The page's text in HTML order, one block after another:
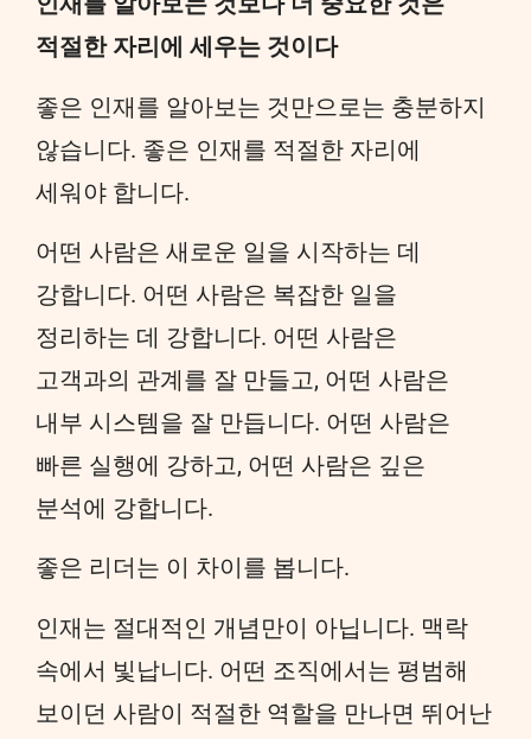
적절한 자리에 세우는 것이다
좋은 인재를 알아보는 것만으로는 충분하지
않습니다. 좋은 인재를 적절한 자리에
세워야 합니다.
어떤 사람은 새로운 일을 시작하는 데
강합니다. 어떤 사람은 복잡한 일을
정리하는 데 강합니다. 어떤 사람은
고객과의 관계를 잘 만들고, 어떤 사람은
내부 시스템을 잘 만듭니다. 어떤 사람은
빠른 실행에 강하고, 어떤 사람은 깊은
분석에 강합니다.
좋은 리더는 이 차이를 봅니다.
인재는 절대적인 개념만이 아닙니다. 맥락
속에서 빛납니다. 어떤 조직에서는 평범해
보이던 사람이 적절한 역할을 만나면 뛰어난